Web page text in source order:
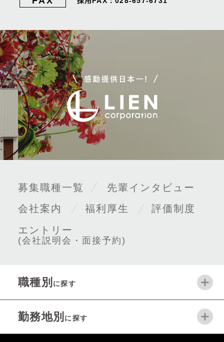
募集職種一覧
先輩インタビュー
会社案内
福利厚生
評価制度
エントリー
(会社説明会・面接予約)
職種別 に探す
勤務地別 に探す